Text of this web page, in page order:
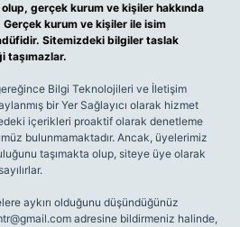
gerçek kurum ve kişiler hakkında
Gerçek kurum ve kişiler ile isim
Sitemizdeki bilgiler taslak
taşımazlar.
Bilgi Teknolojileri ve İletişim
bir Yer Sağlayıcı olarak hizmet
içerikleri proaktif olarak denetleme
bulunmamaktadır. Ancak, üyelerimiz
taşımakta olup, siteye üye olarak
aykırı olduğunu düşündüğünüz
adresine bildirmeniz halinde,